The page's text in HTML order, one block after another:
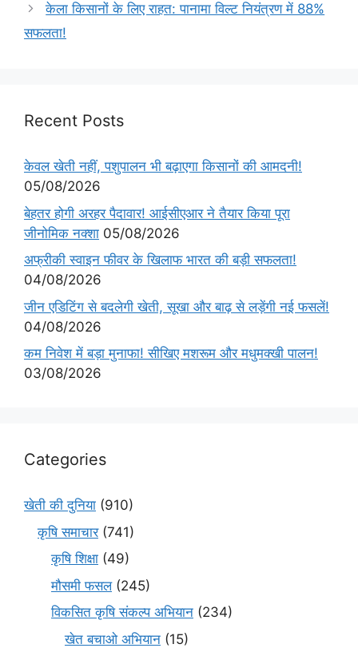
केला किसानों के लिए राहत: पानामा विल्ट नियंत्रण में 88%
सफलता!
Recent Posts
केवल खेती नहीं, पशुपालन भी बढ़ाएगा किसानों की आमदनी!
05/08/2026
बेहतर होगी अरहर पैदावार! आईसीएआर ने तैयार किया पूरा
जीनोमिक नक्शा 05/08/2026
अफ्रीकी स्वाइन फीवर के खिलाफ भारत की बड़ी सफलता!
04/08/2026
जीन एडिटिंग से बदलेगी खेती, सूखा और बाढ़ से लड़ेंगी नई फसलें!
04/08/2026
कम निवेश में बड़ा मुनाफा! सीखिए मशरूम और मधुमक्खी पालन!
03/08/2026
Categories
खेती की दुनिया (910)
कृषि समाचार(741)
कृषि शिक्षा (49)
मौसमी फसल(245)
विकसित कृषि संकल्प अभियान (234)
खेत बचाओ अभियान (15)